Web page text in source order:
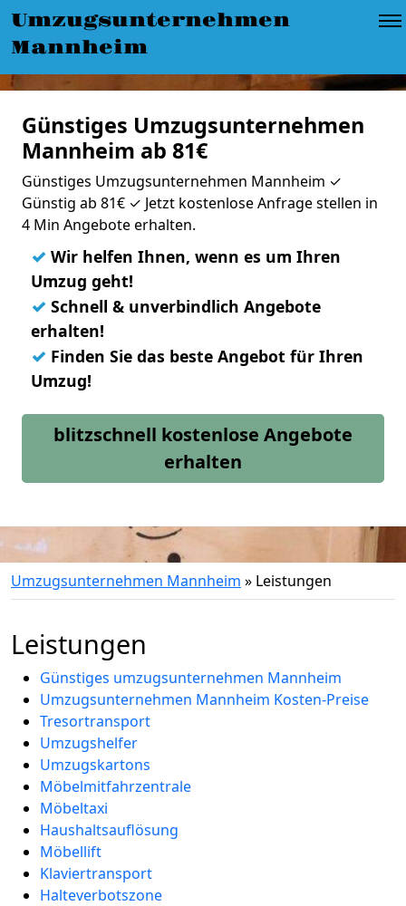
Umzugsunternehmen
Mannheim
Günstiges Umzugsunternehmen
Mannheim ab 81€
Günstiges Umzugsunternehmen Mannheim ✓
Günstig ab 81€ ✓ Jetzt kostenlose Anfrage stellen in
4 Min Angebote erhalten.
✓ Wir helfen Ihnen, wenn es um Ihren
Umzug geht!
✓ Schnell & unverbindlich Angebote
erhalten!
✓ Finden Sie das beste Angebot für Ihren
Umzug!
blitzschnell kostenlose Angebote
erhalten
Umzugsunternehmen Mannheim » Leistungen
Leistungen
Günstiges umzugsunternehmen Mannheim
Umzugsunternehmen Mannheim Kosten-Preise
Tresortransport
Umzugshelfer
Umzugskartons
Möbelmitfahrzentrale
Möbeltaxi
Haushaltsauflösung
Möbellift
Klaviertransport
Halteverbotszone